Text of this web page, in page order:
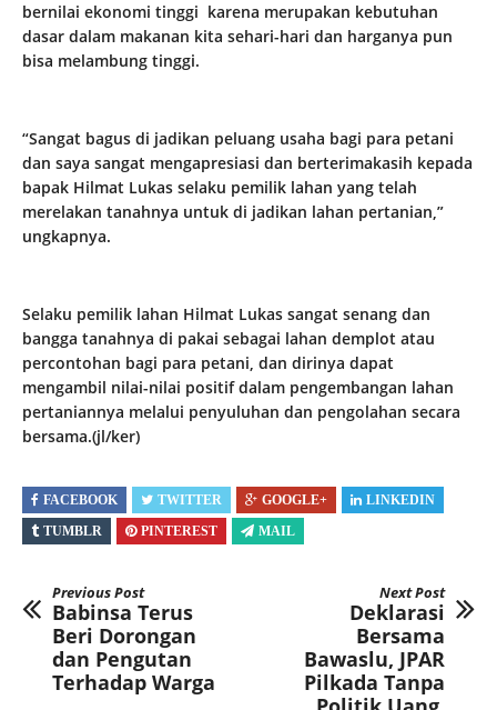
bernilai ekonomi tinggi karena merupakan kebutuhan
dasar dalam makanan kita sehari-hari dan harganya pun
bisa melambung tinggi.
“Sangat bagus di jadikan peluang usaha bagi para petani
dan saya sangat mengapresiasi dan berterimakasih kepada
bapak Hilmat Lukas selaku pemilik lahan yang telah
merelakan tanahnya untuk di jadikan lahan pertanian,”
ungkapnya.
Selaku pemilik lahan Hilmat Lukas sangat senang dan
bangga tanahnya di pakai sebagai lahan demplot atau
percontohan bagi para petani, dan dirinya dapat
mengambil nilai-nilai positif dalam pengembangan lahan
pertaniannya melalui penyuluhan dan pengolahan secara
bersama.(jl/ker)
FACEBOOK TWITTER GOOGLE+
LINKEDIN
TUMBLR
PINTEREST MAIL
Previous Post
Babinsa Terus
Beri Dorongan
dan Pengutan
Terhadap Warga
Next Post
Deklarasi
Bersama
Bawaslu, JPAR
Pilkada Tanpa